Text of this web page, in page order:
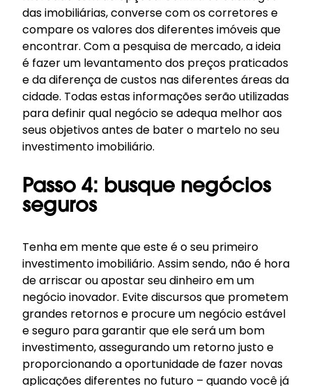
das imobiliárias, converse com os corretores e
compare os valores dos diferentes imóveis que
encontrar. Com a pesquisa de mercado, a ideia
é fazer um levantamento dos preços praticados
e da diferença de custos nas diferentes áreas da
cidade. Todas estas informações serão utilizadas
para definir qual negócio se adequa melhor aos
seus objetivos antes de bater o martelo no seu
investimento imobiliário.
Passo 4: busque negócios
seguros
Tenha em mente que este é o seu primeiro
investimento imobiliário. Assim sendo, não é hora
de arriscar ou apostar seu dinheiro em um
negócio inovador. Evite discursos que prometem
grandes retornos e procure um negócio estável
e seguro para garantir que ele será um bom
investimento, assegurando um retorno justo e
proporcionando a oportunidade de fazer novas
aplicações diferentes no futuro – quando você já